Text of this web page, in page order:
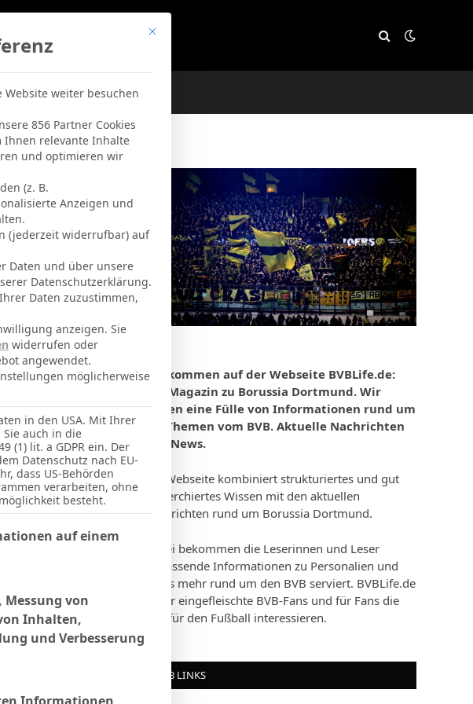
Erfolge
Willkommen auf der Webseite BVBLife.de:
Das Magazin zu Borussia Dortmund. Wir
bieten eine Fülle von Informationen rund um
die Themen vom BVB. Aktuelle Nachrichten
und News.
Die Webseite kombiniert strukturiertes und gut
recherchiertes Wissen mit den aktuellen
Nachrichten rund um Borussia Dortmund.
Dabei bekommen die Leserinnen und Leser
umfassende Informationen zu Personalien und
vieles mehr rund um den BVB serviert. BVBLife.de
ist für eingefleischte BVB-Fans und für Fans die
sich für den Fußball interessieren.
BVB LINKS
Mit diesem Button wird der Dialog geschlossen. Seine
weiter besuchen
856 Partner Cookies
Ihnen relevante Inhalte
und optimieren wir
(z. B.
Anzeigen und
(jederzeit widerrufbar) auf
Daten und über unsere
Datenschutzerklärung.
Daten zuzustimmen,
anzeigen. Sie
widerrufen oder
angewendet.
möglicherweise
in den USA. Mit Ihrer
auch in die
(1) lit. a GDPR ein. Der
Datenschutz nach EU-
dass US-Behörden
verarbeiten, ohne
besteht.
IAB Transparency and Consent Framework (TCF), für die eine Einwilligung erteilt
auf einem
von
Inhalten,
und Verbesserung